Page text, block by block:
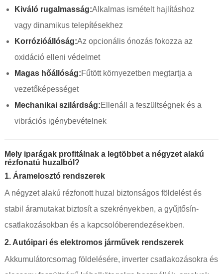
Kiváló rugalmasság:Alkalmas ismételt hajlításhoz
vagy dinamikus telepítésekhez
Korrózióállóság:Az opcionális ónozás fokozza az
oxidáció elleni védelmet
Magas hőállóság:Fűtött környezetben megtartja a
vezetőképességet
Mechanikai szilárdság:Ellenáll a feszültségnek és a
vibrációs igénybevételnek
Mely iparágak profitálnak a legtöbbet a négyzet alakú
rézfonatú huzalból?
1. Áramelosztó rendszerek
A négyzet alakú rézfonott huzal biztonságos földelést és
stabil áramutakat biztosít a szekrényekben, a gyűjtősín-
csatlakozásokban és a kapcsolóberendezésekben.
2.Autóipari és elektromos járművek rendszerek
Akkumulátorcsomag földelésére, inverter csatlakozásokra és